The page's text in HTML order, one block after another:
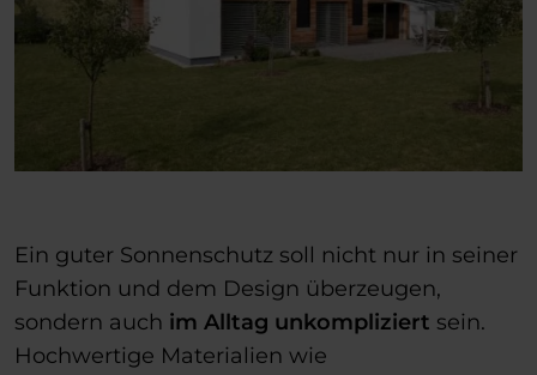
Ein guter Sonnenschutz soll nicht nur in seiner
Funktion und dem Design überzeugen,
sondern auch im Alltag unkompliziert sein.
Hochwertige Materialien wie